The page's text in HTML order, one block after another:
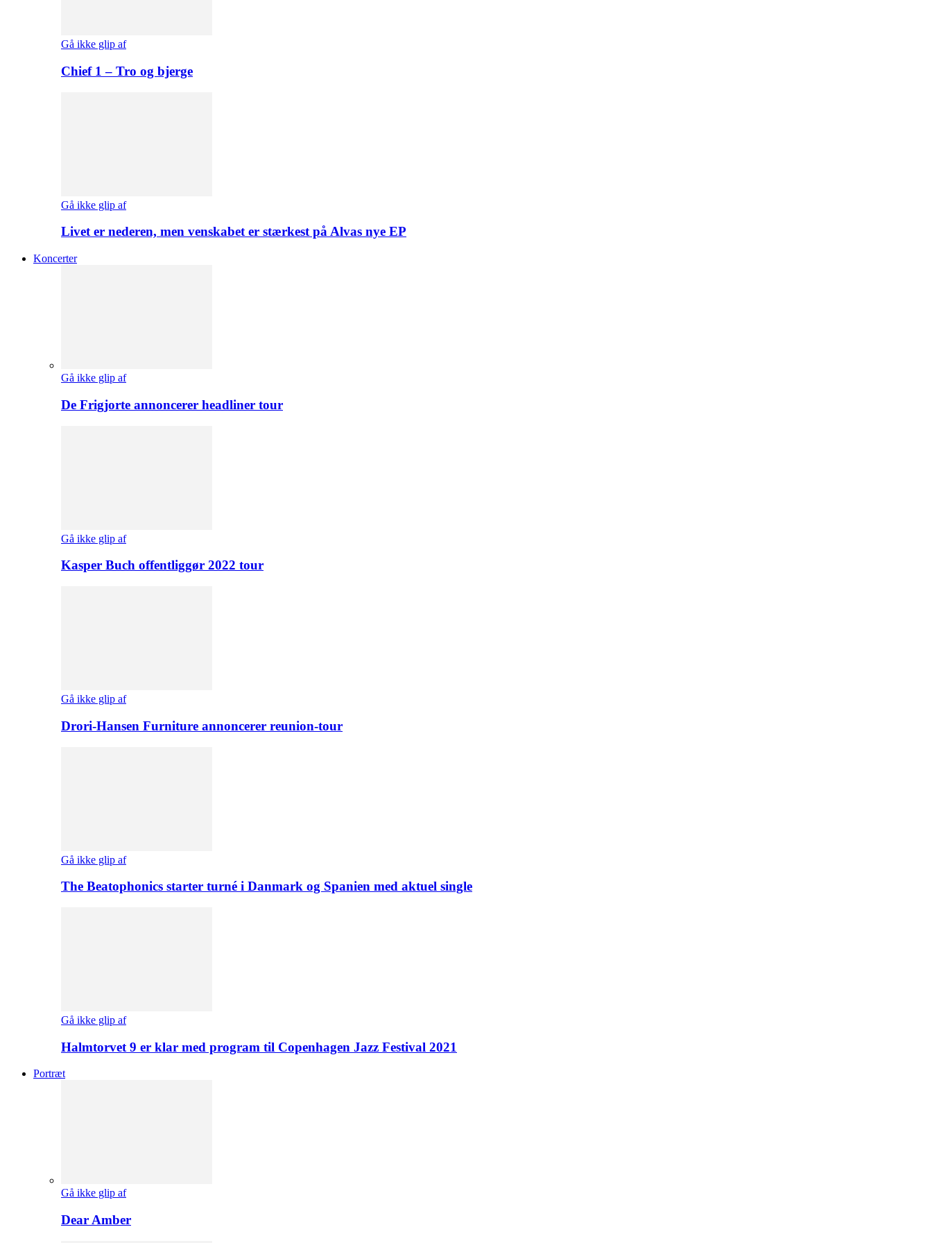
Gå ikke glip af
Chief 1 – Tro og bjerge
Gå ikke glip af
Livet er nederen, men venskabet er stærkest på Alvas nye EP
Koncerter
Gå ikke glip af
De Frigjorte annoncerer headliner tour
Gå ikke glip af
Kasper Buch offentliggør 2022 tour
Gå ikke glip af
Drori-Hansen Furniture annoncerer reunion-tour
Gå ikke glip af
The Beatophonics starter turné i Danmark og Spanien med aktuel single
Gå ikke glip af
Halmtorvet 9 er klar med program til Copenhagen Jazz Festival 2021
Portræt
Gå ikke glip af
Dear Amber